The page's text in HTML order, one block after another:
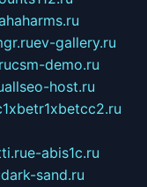
ev-gallery.ru
csm-demo.ru
allseo-host.ru
e-abis1c.ru
dark-sand.ru